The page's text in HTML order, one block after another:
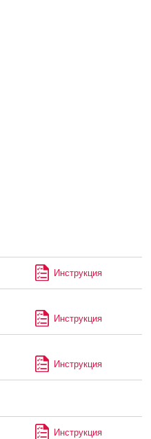
Инструкция
Инструкция
Инструкция
Инструкция